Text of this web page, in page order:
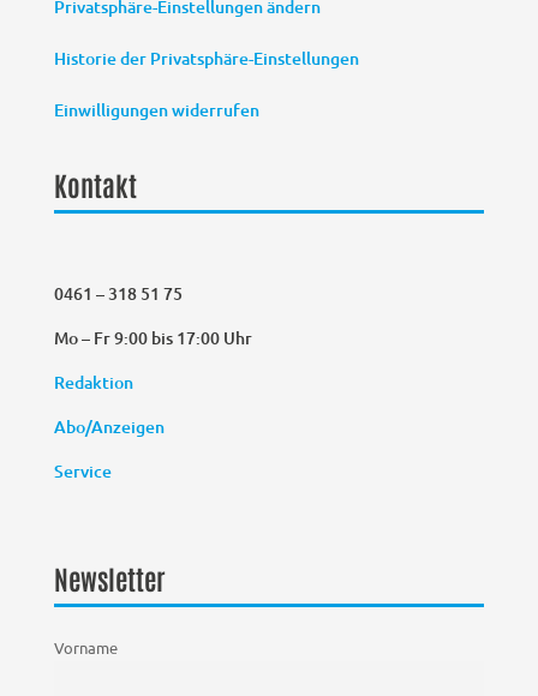
Privatsphäre-Einstellungen ändern
Historie der Privatsphäre-Einstellungen
Einwilligungen widerrufen
Kontakt
0461 – 318 51 75
Mo – Fr 9:00 bis 17:00 Uhr
Redaktion
Abo/Anzeigen
Service
Newsletter
Vorname